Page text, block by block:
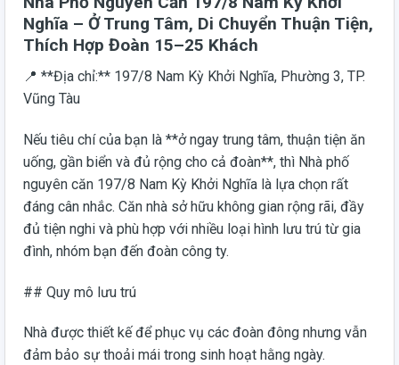
Nghĩa – Ở Trung Tâm, Di Chuyển Thuận Tiện,
Thích Hợp Đoàn 15–25 Khách
📍 **Địa chỉ:** 197/8 Nam Kỳ Khởi Nghĩa, Phường 3, TP.
Vũng Tàu
Nếu tiêu chí của bạn là **ở ngay trung tâm, thuận tiện ăn
uống, gần biển và đủ rộng cho cả đoàn**, thì Nhà phố
nguyên căn 197/8 Nam Kỳ Khởi Nghĩa là lựa chọn rất
đáng cân nhắc. Căn nhà sở hữu không gian rộng rãi, đầy
đủ tiện nghi và phù hợp với nhiều loại hình lưu trú từ gia
đình, nhóm bạn đến đoàn công ty.
## Quy mô lưu trú
Nhà được thiết kế để phục vụ các đoàn đông nhưng vẫn
đảm bảo sự thoải mái trong sinh hoạt hằng ngày.